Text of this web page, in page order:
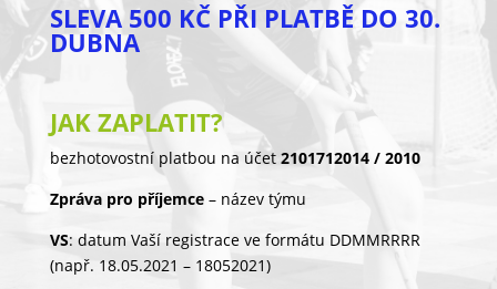
SLEVA 500 KČ PŘI PLATBĚ DO 30.
DUBNA
JAK ZAPLATIT?
bezhotovostní platbou na účet2101712014 / 2010
Zpráva pro příjemce– název týmu
VS: datum Vaší registrace ve formátu DDMMRRRR
(např. 18.05.2021 – 18052021)